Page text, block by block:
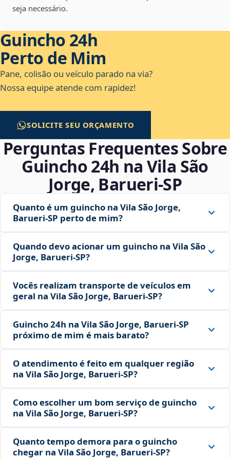
seja necessário.
Guincho 24h
Perto de Mim
Pane, colisão ou veículo parado na via?
Nossa equipe atende com rapidez!
SOLICITE SEU ORÇAMENTO
Perguntas Frequentes Sobre
Guincho 24h na Vila São
Jorge, Barueri‑SP
Quanto é um guincho na Vila São Jorge,
Barueri‑SP perto de mim?
Quando devo acionar um guincho na Vila São
Jorge, Barueri‑SP?
Vocês realizam transporte de veículos em
geral na Vila São Jorge, Barueri‑SP?
Guincho 24h na Vila São Jorge, Barueri‑SP
próximo de mim é mais barato?
O atendimento é feito em qualquer região
na Vila São Jorge, Barueri‑SP?
Como escolher um bom serviço de guincho
na Vila São Jorge, Barueri‑SP?
Quanto tempo demora para o guincho
chegar na Vila São Jorge, Barueri‑SP?